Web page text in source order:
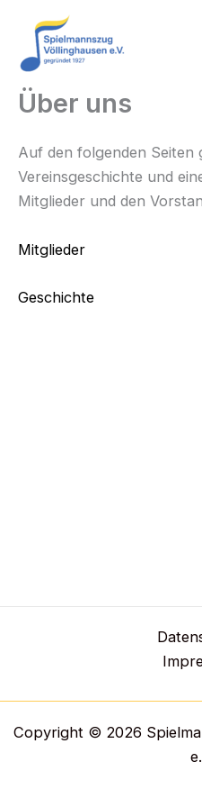
Inhalt
springen
Über uns
Auf den folgenden Seiten
Vereinsgeschichte und
Mitglieder und den
Mitglieder
Geschichte
Copyright © 2026